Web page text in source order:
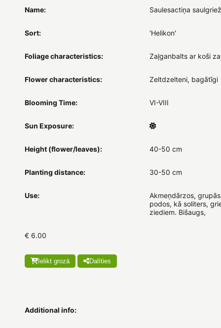
Name: Saulesactiņa
Sort: 'Helikon'
Foliage characteristics: Zaļganbalts ar koši
Flower characteristics: Zeltdzelteni, bagātīgi
Blooming Time: VI-VIII
Sun Exposure:
Height (flower/leaves): 40-50 cm
Planting distance: 30-50 cm
Use:
Akmeņdārzos,
podos, kā soliters,
ziediem. Bišaugs,
€ 6.00
Ielikt grozā Dalīties
Additional info: